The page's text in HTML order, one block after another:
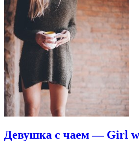
Девушка с чаем — Girl